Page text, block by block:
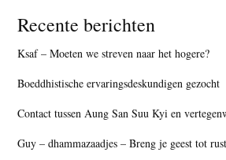
Recente berichten
Ksaf – Moeten we streven naar het hogere?
Boeddhistische ervaringsdeskundigen gezocht
Contact tussen Aung San Suu Kyi en
Guy – dhammazaadjes – Breng je geest tot rust